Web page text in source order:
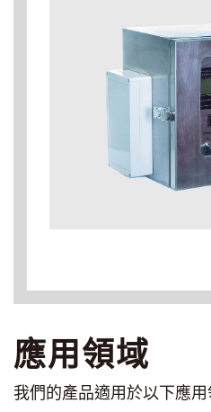
應用領域
我們的產品適用於以下應